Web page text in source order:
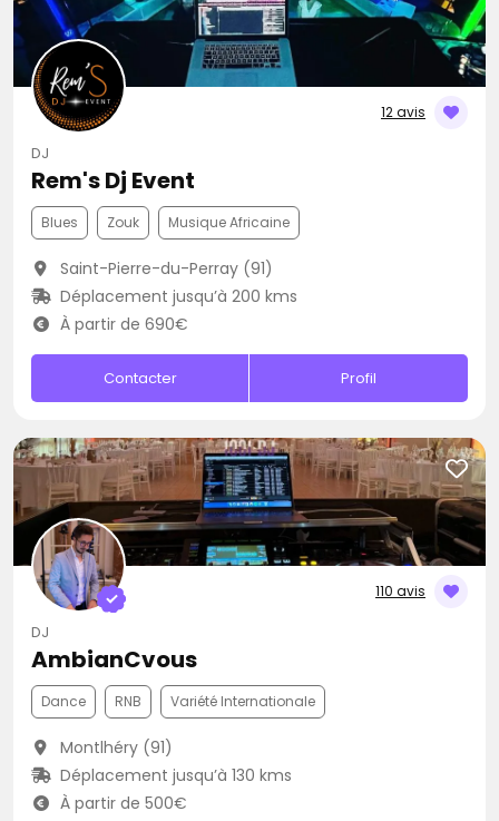
12 avis
DJ
Rem's Dj Event
Blues Zouk Musique Africaine
Saint-Pierre-du-Perray (91)
Déplacement jusqu’à 200 kms
À partir de 690€
Contacter Profil
110 avis
DJ
AmbianCvous
Dance RNB Variété Internationale
Montlhéry (91)
Déplacement jusqu’à 130 kms
À partir de 500€